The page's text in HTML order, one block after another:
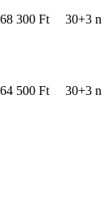
68 300 Ft 30+3
64 500 Ft 30+3